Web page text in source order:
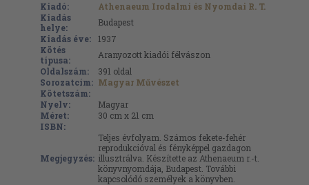
Kiadó:
Athenaeum Irodalmi és Nyomdai R. T.
Kiadás
helye:
Budapest
Kiadás éve:
1937
Kötés
típusa:
Aranyozott kiadói félvászon
Oldalszám:
391 oldal
Sorozatcím: Magyar Művészet
Kötetszám:
Nyelv:
Magyar
Méret:
30 cm x 21 cm
ISBN:
Megjegyzés:
Teljes évfolyam. Számos fekete-fehér
reprodukcióval és fényképpel gazdagon
illusztrálva. Készítette az Athenaeum r.-t.
könyvnyomdája, Budapest. További
kapcsolódó személyek a könyvben.